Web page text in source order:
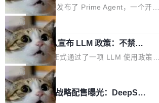
r Day）将在杭州启航。活动面向智能硬件产业
链企业和开发者，邀请行业专家与资深技术顾
问，围绕开源鸿蒙技术能力、设备适配、芯片适
配、功耗与稳定性调优、兼容性测评及统一互联
等内容展开系统讲解和实战交流，帮助企业进一
步了解开源鸿蒙在智能...
opilot coding agent 全部受影响。从检测到完全
恢复，大约 12 小时。 这是 2026 年 8 月的第六
起事故，其中四起与 AI/Copilot 服务相关。 Git
Hub 员工 kdaigle 在 HN 讨论中贴出了一组数
据：2025 年全年 10 亿次 commit。现在，每周
2.75 亿次，全年预计 140 亿次。GitHub...
进的编程 Agent，ARC-AGI 3 超越人类
专家基线
Prime Intellect 发布了 Prime Agent，一个开源
的编程 Agent Harness，核心设计围绕两个抽
象：Recursive Language Model（RLM）和 C
ontinual Harness。在 ARC-AGI 3 基准测试
上，Prime Agent + Opus 5 的组合达到了 95.
5% RHAE Best@1，超过了 ARC 报告的人类专
家基线 95.4%。 不是又一个 coding agent 包装
器 Prime Agent 的架构和市面上大多数 coding
局
Rust 项目团队宣布 LLM 政策：不禁
止，但你要承认哪些代码不是你写的
Rust 语言项目正式通过了一项 LLM 使用政策，
覆盖 rust-lang/rust 单一仓库的代码贡献。这不
是项目级别的官方立场，目前由五个团队采纳，
但它可能是主流开源项目中关于 AI 辅助贡献最
局
宇树科技 IPO 战略配售曝光：DeepSe